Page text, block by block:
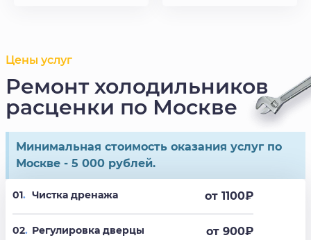
Цены услуг
Ремонт холодильников
расценки по Москве
Минимальная стоимость оказания услуг по
Москве - 5 000 рублей.
01. Чистка дренажа от 1100₽
02. Регулировка дверцы от 900₽